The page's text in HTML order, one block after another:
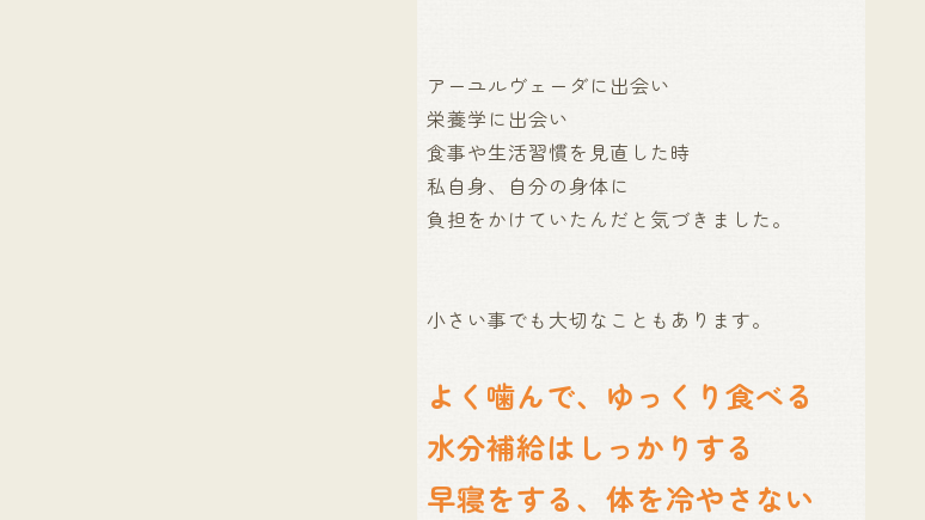
アーユルヴェーダに出会い
栄養学に出会い
食事や生活習慣を見直した時
私自身、自分の身体に
負担をかけていたんだと気づきました。
小さい事でも大切なこともあります。
よく噛んで、ゆっくり食べる
水分補給はしっかりする
早寝をする、体を冷やさない